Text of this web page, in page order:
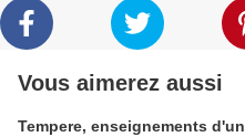
Vous aimerez aussi
Tempere, enseignements d'un